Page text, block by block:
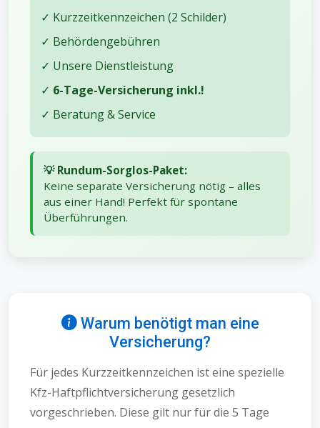
✓ Kurzzeitkennzeichen (2 Schilder)
✓ Behördengebühren
✓ Unsere Dienstleistung
✓ 6-Tage-Versicherung inkl.!
✓ Beratung & Service
💡 Rundum-Sorglos-Paket:
Keine separate Versicherung nötig – alles
aus einer Hand! Perfekt für spontane
Überführungen.
Warum benötigt man eine
Versicherung?
Für jedes Kurzzeitkennzeichen ist eine spezielle
Kfz-Haftpflichtversicherung gesetzlich
vorgeschrieben. Diese gilt nur für die 5 Tage